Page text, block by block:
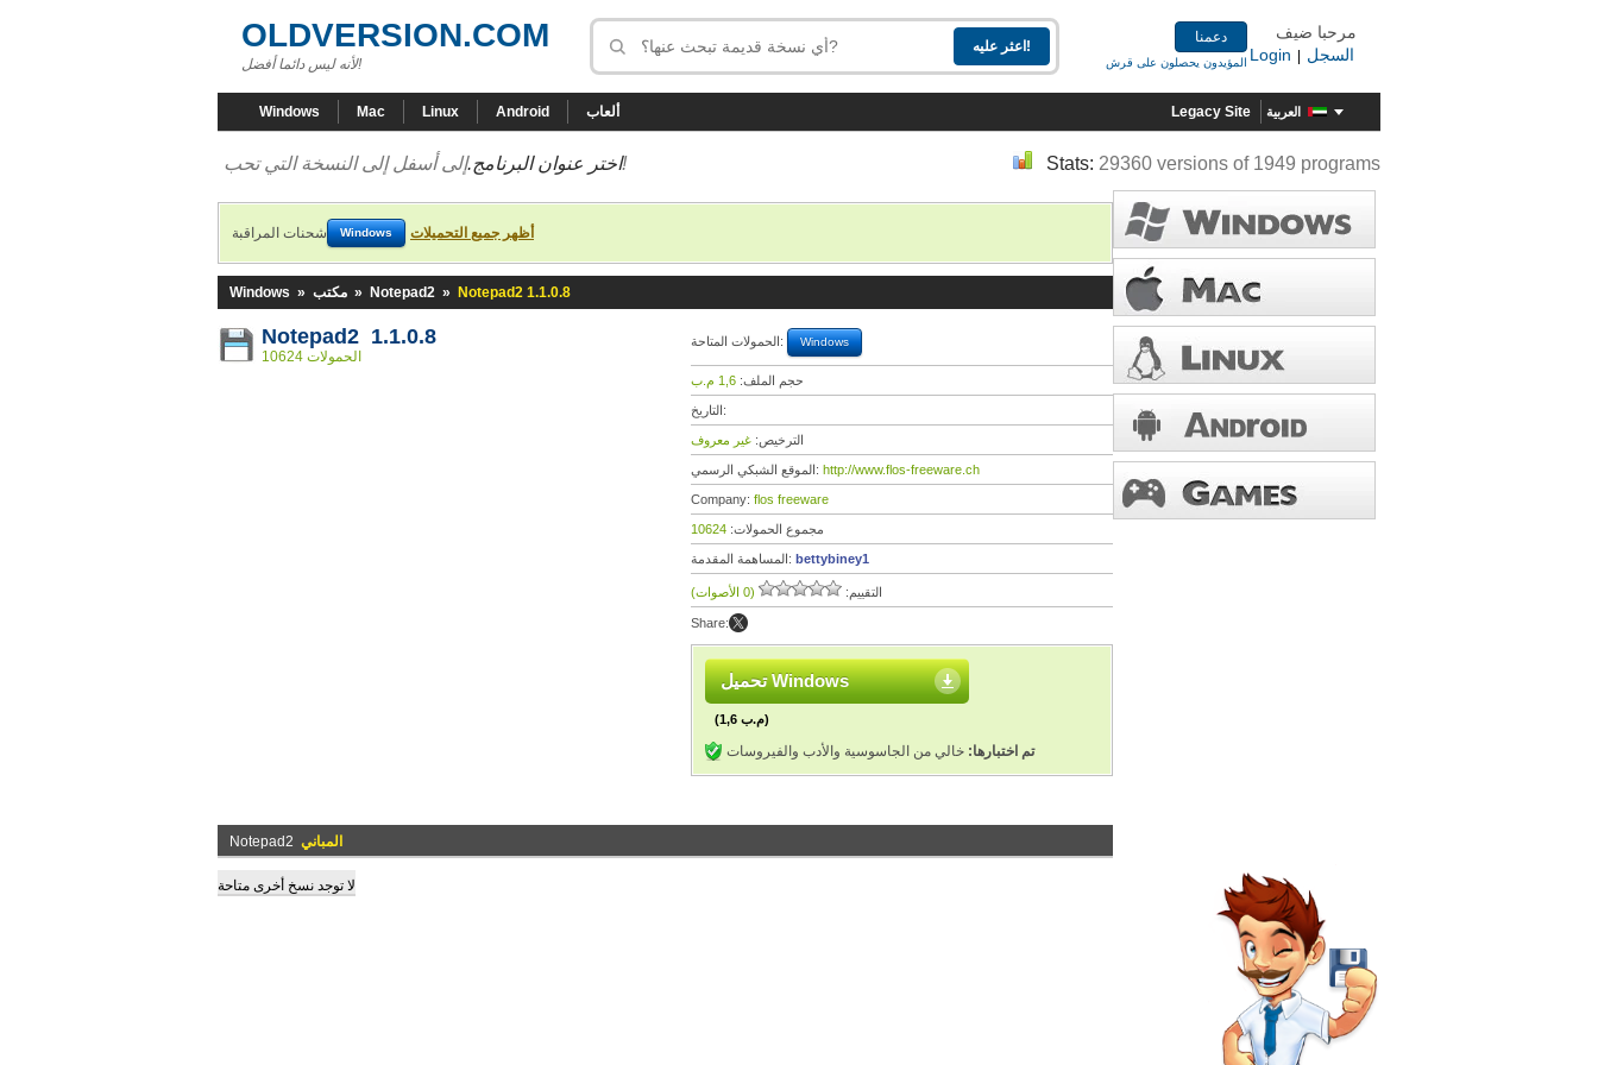
OLDVERSION.COM
لأنه ليس دائما أفضل!
دعمنا
المؤيدون يحصلون على قرش
مرحبا ضيف
Login
السجل
Windows Mac Linux Android ألعاب Legacy Site العربية
اختر عنوان البرنامج.إلى أسفل إلى النسخة التي تحب! Stats: 29360 versions of 1949 programs
شحنات المراقبة Windows أظهر جميع التحميلات
Windows » مكتب » Notepad2 » Notepad2 1.1.0.8
Notepad2 1.1.0.8
10624 الحمولات
الحمولات المتاحة: Windows
حجم الملف: 1,6 م.ب
التاريخ:
الترخيص: غير معروف
الموقع الشبكي الرسمي: http://www.flos-freeware.ch
Company: flos freeware
مجموع الحمولات: 10624
المساهمة المقدمة: bettybiney1
التقييم: (0 الأصوات)
Share:
تحميل Windows
(1,6 م.ب)
تم اختبارها: خالي من الجاسوسية والأدب والفيروسات
Notepad2 المباني
لا توجد نسخ أخرى متاحة